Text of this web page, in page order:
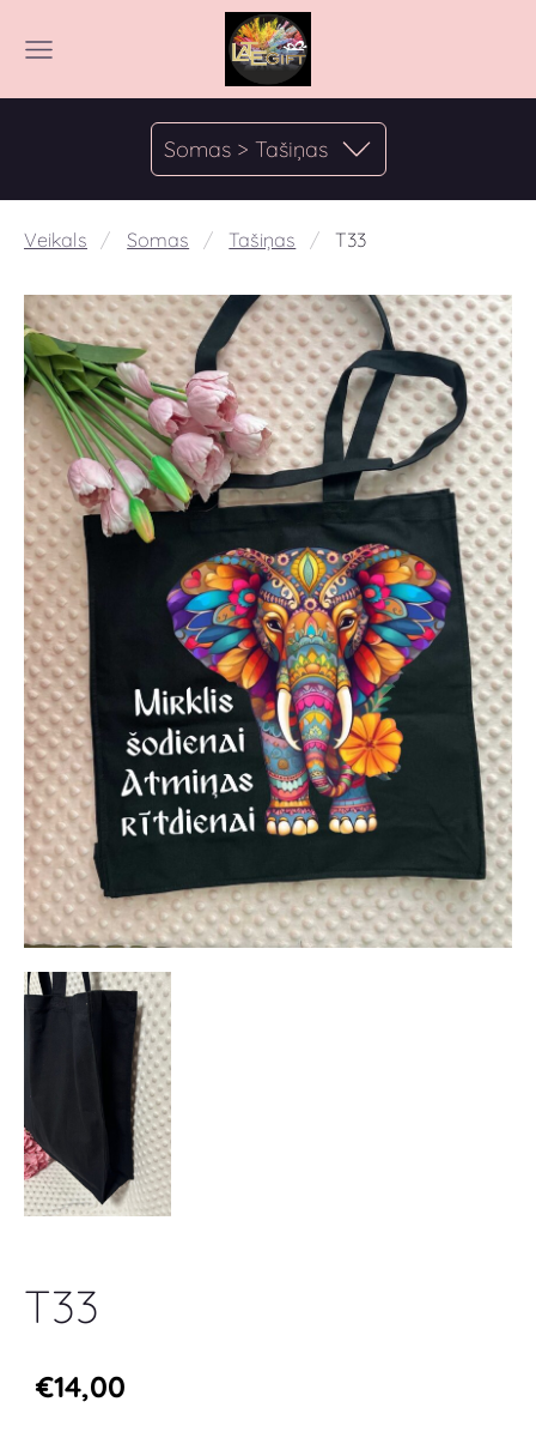
Somas > Tašiņas
Veikals Somas Tašiņas T33
T33
€14,00